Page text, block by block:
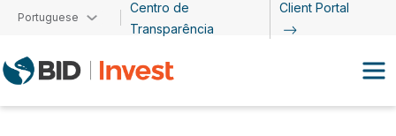
Passar para o conteúdo principal
Portuguese
Centro de
Transparência
Client Portal